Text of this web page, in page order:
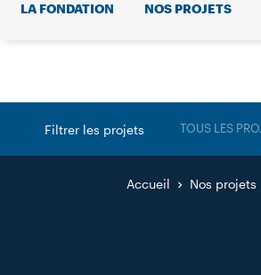
LA FONDATION NOS PROJETS
Filtrer les projets
Accueil Nos projets